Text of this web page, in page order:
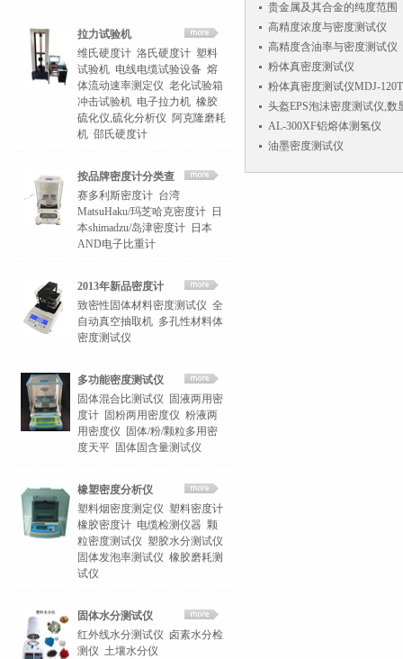
拉力试验机
维氏硬度计 洛氏硬度计 塑料
试验机 电线电缆试验设备 熔
体流动速率测定仪 老化试验箱
冲击试验机 电子拉力机 橡胶
硫化仪,硫化分析仪 阿克隆磨耗
机 邵氏硬度计
按品牌密度计分类查
找
赛多利斯密度计 台湾
MatsuHaku/玛芝哈克密度计
日
本shimadzu/岛津密度计
日本
AND电子比重计
2013年新品密度计
致密性固体材料密度测试仪 全
自动真空抽取机 多孔性材料体
密度测试仪
多功能密度测试仪
固体混合比测试仪
固液两用密
度计
固粉两用密度仪 粉液两
用密度仪
固体/粉/颗粒多用密
度天平
固体固含量测试仪
橡塑密度分析仪
塑料烟密度测定仪 塑料密度计
橡胶密度计 电缆检测仪器 颗
粒密度测试仪 塑胶水分测试仪
固体发泡率测试仪 橡胶磨耗测
试仪
固体水分测试仪
红外线水分测试仪 卤素水分检
测仪 土壤水分仪
贵金属及其合金的纯度范围
高精度浓度与密度测试仪
高精度含油率与密度测试仪
粉体真密度测试仪
粉体真密度测试仪MDJ-120T
头盔EPS泡沫密度测试仪,数
AL-300XF铝熔体测氢仪
油墨密度测试仪